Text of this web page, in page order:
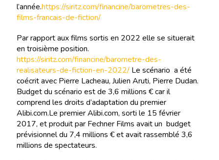
l’année.https://siritz.com/financine/barometres-des-
films-francais-de-fiction/
Par rapport aux films sortis en 2022 elle se situerait
en troisième position.
https://siritz.com/financine/barometre-des-
realisateurs-de-fiction-en-2022/Le scénario a été
coécrit avec Pierre Lacheau, Julien Aruti, Pierre Dudan.
Budget du scénario est de 3,6 millions € car il
comprend les droits d’adaptation du premier
Alibi.com.Le premier Alibi.com, sorti le 15 février
2017, et produit par Fechner Films avait un budget
prévisionnel du 7,4 millions € et avait rassemblé 3,6
millions de spectateurs.